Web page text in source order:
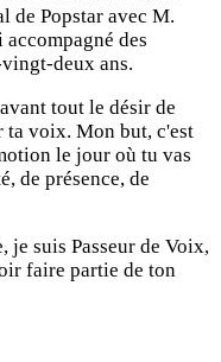
de Popstar avec M.
des
deux ans.
tout le désir de
ta voix. Mon but, c'est
le jour où tu vas
de présence, de
je suis Passeur de Voix,
faire partie de ton